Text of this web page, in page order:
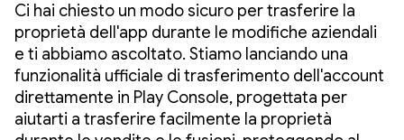
Ci hai chiesto un modo sicuro per trasferire la
proprietà dell'app durante le modifiche aziendali
e ti abbiamo ascoltato. Stiamo lanciando una
funzionalità ufficiale di trasferimento dell'account
direttamente in Play Console, progettata per
aiutarti a trasferire facilmente la proprietà